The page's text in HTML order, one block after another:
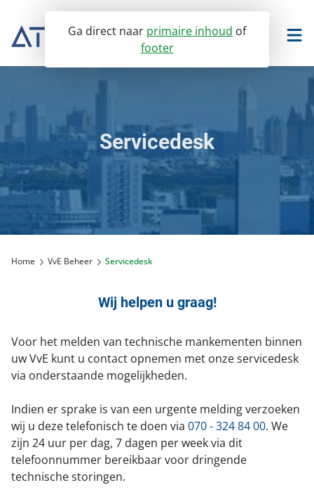
Ga direct naar primaire inhoud of
footer
VvE Beheer
Ons VvE Beheer
VvE Dienstverlening
Assurantiën dienstenwijzer
Portaal toegang
Vastgoedmanagement
Bedrijfsonroerendgoed
Winkelvastgoed
Verhuur
Huurbeheer
Servicedesk
Facilitee Reparatieverzoeken
Over ons
Nieuws
Contact
Klachten & Suggesties
Locatie en route
Servicedesk
Home VvE Beheer Servicedesk
Wij helpen u graag!
Voor het melden van technische mankementen binnen
uw VvE kunt u contact opnemen met onze servicedesk
via onderstaande mogelijkheden.
Indien er sprake is van een urgente melding verzoeken
wij u deze telefonisch te doen via 070 - 324 84 00. We
zijn 24 uur per dag, 7 dagen per week via dit
telefoonnummer bereikbaar voor dringende
technische storingen.